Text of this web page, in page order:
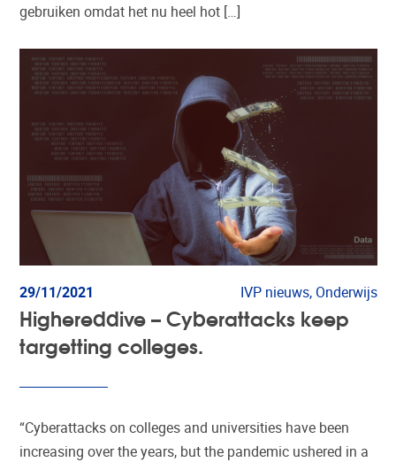
gebruiken omdat het nu heel hot […]
29/11/2021 IVP nieuws, Onderwijs
Highereddive – Cyberattacks keep
targetting colleges.
“Cyberattacks on colleges and universities have been
increasing over the years, but the pandemic ushered in a